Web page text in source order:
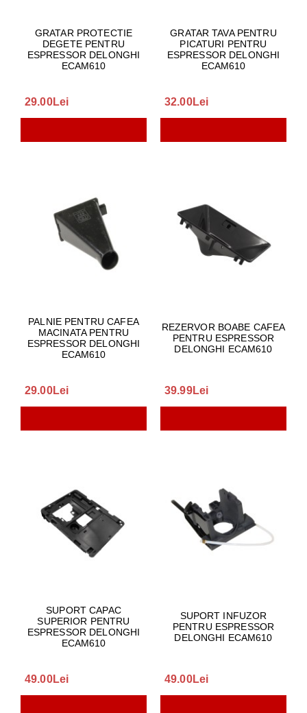
GRATAR PROTECTIE
DEGETE PENTRU
ESPRESSOR DELONGHI
ECAM610
29.00Lei
GRATAR TAVA PENTRU
PICATURI PENTRU
ESPRESSOR DELONGHI
ECAM610
32.00Lei
PALNIE PENTRU CAFEA
MACINATA PENTRU
ESPRESSOR DELONGHI
ECAM610
29.00Lei
REZERVOR BOABE CAFEA
PENTRU ESPRESSOR
DELONGHI ECAM610
39.99Lei
SUPORT CAPAC
SUPERIOR PENTRU
ESPRESSOR DELONGHI
ECAM610
49.00Lei
SUPORT INFUZOR
PENTRU ESPRESSOR
DELONGHI ECAM610
49.00Lei